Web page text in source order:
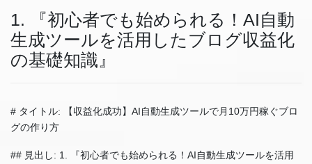
1. 『初心者でも始められる！AI自動
生成ツールを活用したブログ収益化
の基礎知識』
# タイトル: 【収益化成功】AI自動生成ツールで月10万円稼ぐブロ
グの作り方
## 見出し: 1. 『初心者でも始められる！AI自動生成ツールを活用